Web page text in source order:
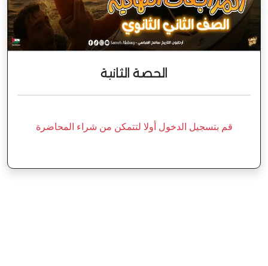
الحصة الثانية
قم بتسجيل الدخول أولا لتتمكن من شراء المحاضرة